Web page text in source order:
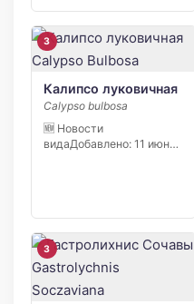
3
Калипсо луковичная
Calypso bulbosa
🆕 Новости
видаДобавлено: 11 июня
3